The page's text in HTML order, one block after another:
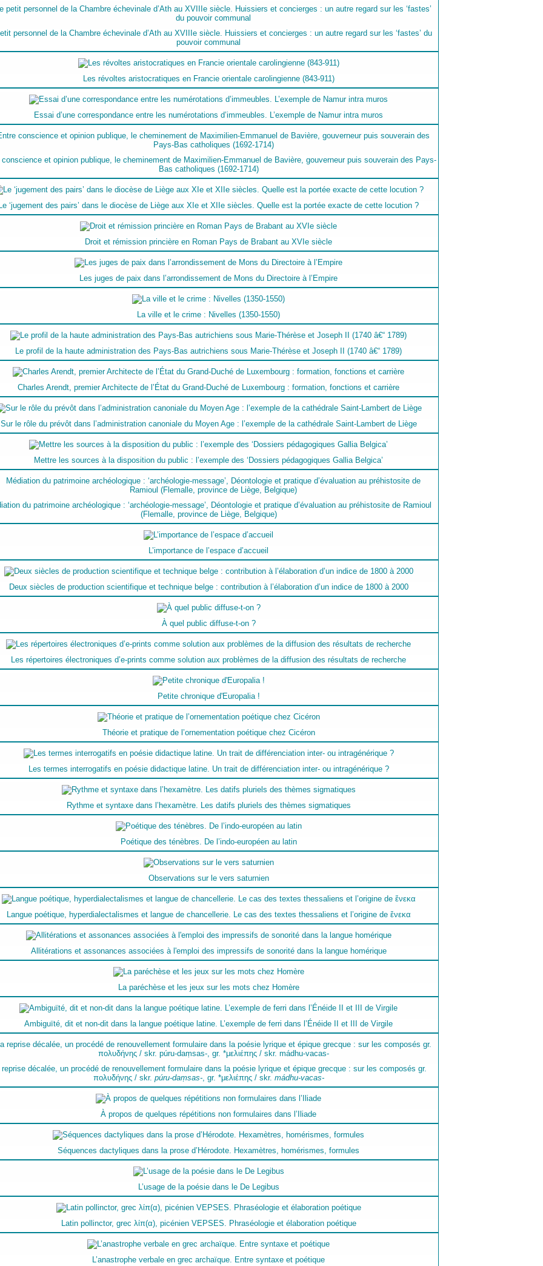
personnel de la Chambre échevinale d’Ath au XVIIIe siècle. Huissiers et concierges : un autre regard sur les ‘fastes’ du
pouvoir communal
Les révoltes aristocratiques en Francie orientale carolingienne (843-911)
Essai d’une correspondance entre les numérotations d’immeubles. L’exemple de Namur intra muros
et opinion publique, le cheminement de Maximilien-Emmanuel de Bavière, gouverneur puis souverain des Pays-
Bas catholiques (1692-1714)
‘jugement des pairs’ dans le diocèse de Liège aux XIe et XIIe siècles. Quelle est la portée exacte de cette locution ?
Droit et rémission princière en Roman Pays de Brabant au XVIe siècle
Les juges de paix dans l’arrondissement de Mons du Directoire à l’Empire
La ville et le crime : Nivelles (1350-1550)
Le profil de la haute administration des Pays-Bas autrichiens sous Marie-Thérèse et Joseph II (1740 â€“ 1789)
Charles Arendt, premier Architecte de l’État du Grand-Duché de Luxembourg : formation, fonctions et carrière
Sur le rôle du prévôt dans l’administration canoniale du Moyen Age : l’exemple de la cathédrale Saint-Lambert de Liège
Mettre les sources à la disposition du public : l’exemple des ‘Dossiers pédagogiques Gallia Belgica’
du patrimoine archéologique : ‘archéologie-message’, Déontologie et pratique d’évaluation au préhistosite de Ramioul
(Flemalle, province de Liège, Belgique)
L’importance de l’espace d’accueil
Deux siècles de production scientifique et technique belge : contribution à l’élaboration d’un indice de 1800 à 2000
À quel public diffuse-t-on ?
Les répertoires électroniques d’e-prints comme solution aux problèmes de la diffusion des résultats de recherche
Petite chronique d'Europalia !
Théorie et pratique de l’ornementation poétique chez Cicéron
Les termes interrogatifs en poésie didactique latine. Un trait de différenciation inter- ou intragénérique ?
Rythme et syntaxe dans l’hexamètre. Les datifs pluriels des thèmes sigmatiques
Poétique des ténèbres. De l’indo-européen au latin
Observations sur le vers saturnien
Langue poétique, hyperdialectalismes et langue de chancellerie. Le cas des textes thessaliens et l’origine de ἕνεκα
Allitérations et assonances associées à l'emploi des impressifs de sonorité dans la langue homérique
La paréchèse et les jeux sur les mots chez Homère
Ambiguïté, dit et non-dit dans la langue poétique latine. L’exemple de ferri dans l’Énéide II et III de Virgile
reprise décalée, un procédé de renouvellement formulaire dans la poésie lyrique et épique grecque : sur les composés gr.
πολυδήνης / skr. púru-daṃsas-, gr. *μελιέπης / skr. mádhu-vacas-
À propos de quelques répétitions non formulaires dans l’Iliade
Séquences dactyliques dans la prose d’Hérodote. Hexamètres, homérismes, formules
L’usage de la poésie dans le De Legibus
Latin pollinctor, grec λίπ(α), picénien VEPSES. Phraséologie et élaboration poétique
L’anastrophe verbale en grec archaïque. Entre syntaxe et poétique